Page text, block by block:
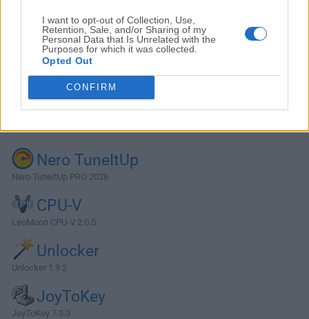
I want to opt-out of Collection, Use,
Retention, Sale, and/or Sharing of my
Personal Data that Is Unrelated with the
Purposes for which it was collected.
Opted Out
CONFIRM
Nero TuneItUp
Nero TuneItUp PRO 2026
CPU-V
LeoMoon CPU-V 2.0.5
Unlocker
Unlocker 1.9.2
JoyToKey
JoyToKey 7.3.3